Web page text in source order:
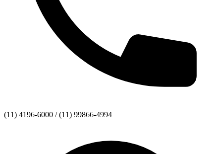
(11) 4196-6000 / (11) 99866-4994